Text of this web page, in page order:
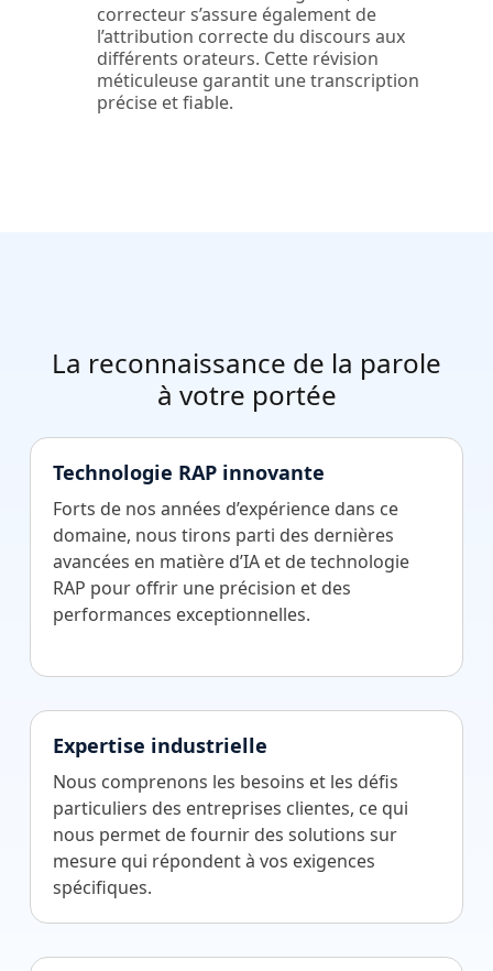
correcteur s’assure également de
l’attribution correcte du discours aux
différents orateurs. Cette révision
méticuleuse garantit une transcription
précise et fiable.
La reconnaissance de la parole
à votre portée
Technologie RAP innovante
Forts de nos années d’expérience dans ce
domaine, nous tirons parti des dernières
avancées en matière d’IA et de technologie
RAP pour offrir une précision et des
performances exceptionnelles.
Expertise industrielle
Nous comprenons les besoins et les défis
particuliers des entreprises clientes, ce qui
nous permet de fournir des solutions sur
mesure qui répondent à vos exigences
spécifiques.